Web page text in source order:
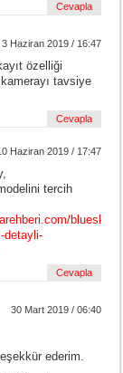
Cevapla
3 Haziran 2019 / 16:47
özelliği
tavsiye
Cevapla
Haziran 2019 / 17:47
tercih
detayli-
Cevapla
30 Mart 2019 / 06:40
ederim.